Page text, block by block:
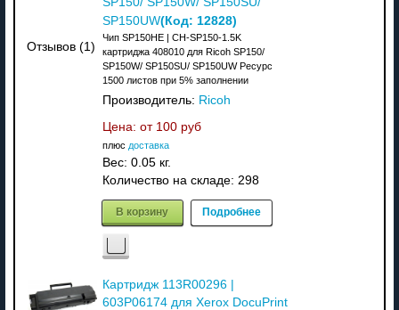
Отзывов (1)
SP150UW(Код: 12828)
Чип SP150HE | CH-SP150-1.5K
картриджа 408010 для Ricoh SP150/
SP150W/ SP150SU/ SP150UW Ресурс
1500 листов при 5% заполнении
Производитель: Ricoh
Цена: от 100 руб
плюс доставка
Вес: 0.05 кг.
Количество на складе: 298
В корзину Подробнее
Картридж 113R00296 |
603P06174 для Xerox DocuPrint